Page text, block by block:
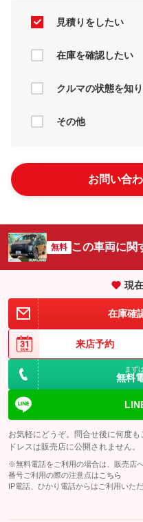
見積りをしたい
在庫を確認したい
クルマの状態を知
その他
お問い合
無料 この車両に関
現在
在庫確
来店予約
まず
無料
お気軽にどうぞ。問合せ後に何度
ドレスは販売店に公開されません。
※無料電話をご利用の場合は、販売店
番号ご利用の際の注意点は こちら
IP電話、ひかり電話からはご利用いただ